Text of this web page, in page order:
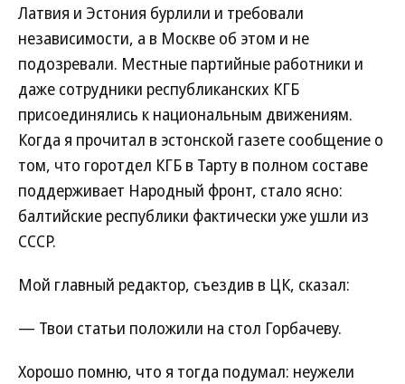
Латвия и Эстония бурлили и требовали
независимости, а в Москве об этом и не
подозревали. Местные партийные работники и
даже сотрудники республиканских КГБ
присоединялись к национальным движениям.
Когда я прочитал в эстонской газете сообщение о
том, что горотдел КГБ в Тарту в полном составе
поддерживает Народный фронт, стало ясно:
балтийские республики фактически уже ушли из
СССР.
Мой главный редактор, съездив в ЦК, сказал:
— Твои статьи положили на стол Горбачеву.
Хорошо помню, что я тогда подумал: неужели